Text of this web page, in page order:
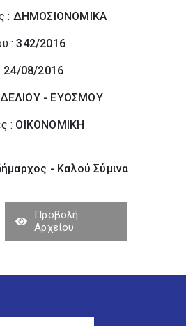
: ΔΗΜΟΣΙΟΝΟΜΙΚΑ
:342/2016
24/08/2016
- ΕΥΟΣΜΟΥ
: ΟΙΚΟΝΟΜΙΚΗ
- Καλού Σύµινα
Προβολή
Αρχείου